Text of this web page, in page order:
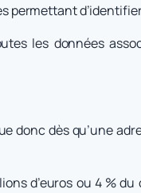
permettant
les données
donc dès qu’une
d’euros ou 4 %